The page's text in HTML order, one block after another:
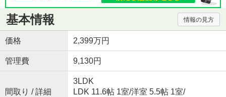
基本情報 情報の見方
価格 2,399万円
管理費 9,130円
間取り / 詳細
3LDK
LDK 11.6帖 1室/洋室 5.5帖 1室/